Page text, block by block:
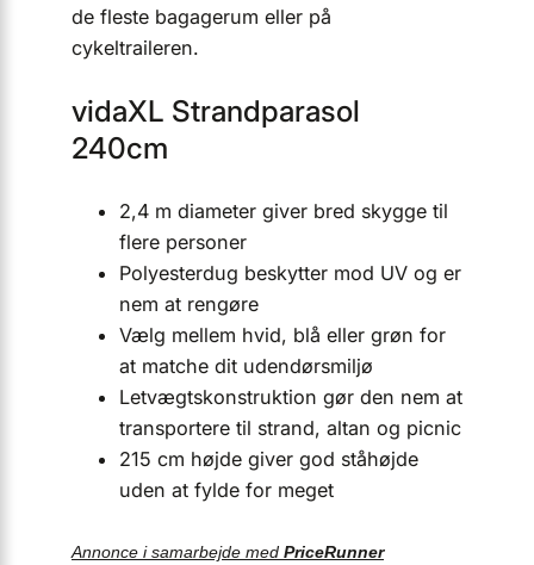
de fleste bagagerum eller på
cykeltraileren.
vidaXL Strandparasol
240cm
2,4 m diameter giver bred skygge til
flere personer
Polyesterdug beskytter mod UV og er
nem at rengøre
Vælg mellem hvid, blå eller grøn for
at matche dit udendørsmiljø
Letvægtskonstruktion gør den nem at
transportere til strand, altan og picnic
215 cm højde giver god ståhøjde
uden at fylde for meget
Annonce i samarbejde med PriceRunner